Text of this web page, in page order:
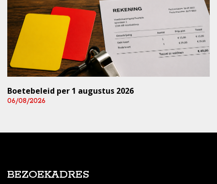
Boetebeleid per 1 augustus 2026
06/08/2026
BEZOEKADRES